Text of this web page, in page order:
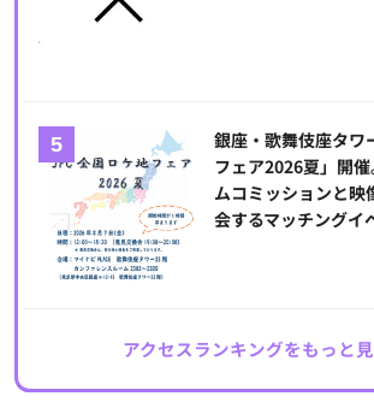
銀座・歌舞伎座タワ
フェア2026夏」開
ムコミッションと映
会するマッチングイ
アクセスランキングをもっと